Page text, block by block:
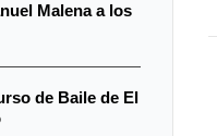
Malena a los
de Baile de El